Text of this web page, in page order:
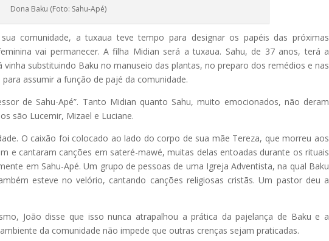
Dona Baku (Foto: Sahu-Apé)
comunidade, a tuxaua teve tempo para designar os papéis das próximas
vai permanecer. A filha Midian será a tuxaua. Sahu, de 37 anos, terá a
substituindo Baku no manuseio das plantas, no preparo dos remédios e nas
assumir a função de pajé da comunidade.
de Sahu-Apé”. Tanto Midian quanto Sahu, muito emocionados, não deram
são Lucemir, Mizael e Luciane.
O caixão foi colocado ao lado do corpo de sua mãe Tereza, que morreu aos
e cantaram canções em sateré-mawé, muitas delas entoadas durante os rituais
em Sahu-Apé. Um grupo de pessoas de uma Igreja Adventista, na qual Baku
esteve no velório, cantando canções religiosas cristãs. Um pastor deu a
João disse que isso nunca atrapalhou a prática da pajelança de Baku e a
da comunidade não impede que outras crenças sejam praticadas.